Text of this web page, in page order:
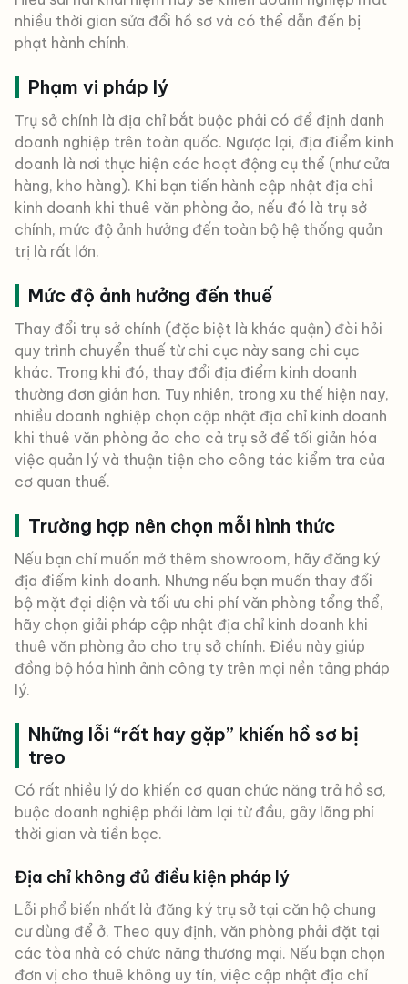
nhiều thời gian sửa đổi hồ sơ và có thể dẫn đến bị
phạt hành chính.
Phạm vi pháp lý
Trụ sở chính là địa chỉ bắt buộc phải có để định danh
doanh nghiệp trên toàn quốc. Ngược lại, địa điểm kinh
doanh là nơi thực hiện các hoạt động cụ thể (như cửa
hàng, kho hàng). Khi bạn tiến hành cập nhật địa chỉ
kinh doanh khi thuê văn phòng ảo, nếu đó là trụ sở
chính, mức độ ảnh hưởng đến toàn bộ hệ thống quản
trị là rất lớn.
Mức độ ảnh hưởng đến thuế
Thay đổi trụ sở chính (đặc biệt là khác quận) đòi hỏi
quy trình chuyển thuế từ chi cục này sang chi cục
khác. Trong khi đó, thay đổi địa điểm kinh doanh
thường đơn giản hơn. Tuy nhiên, trong xu thế hiện nay,
nhiều doanh nghiệp chọn cập nhật địa chỉ kinh doanh
khi thuê văn phòng ảo cho cả trụ sở để tối giản hóa
việc quản lý và thuận tiện cho công tác kiểm tra của
cơ quan thuế.
Trường hợp nên chọn mỗi hình thức
Nếu bạn chỉ muốn mở thêm showroom, hãy đăng ký
địa điểm kinh doanh. Nhưng nếu bạn muốn thay đổi
bộ mặt đại diện và tối ưu chi phí văn phòng tổng thể,
hãy chọn giải pháp cập nhật địa chỉ kinh doanh khi
thuê văn phòng ảo cho trụ sở chính. Điều này giúp
đồng bộ hóa hình ảnh công ty trên mọi nền tảng pháp
lý.
Những lỗi “rất hay gặp” khiến hồ sơ bị
treo
Có rất nhiều lý do khiến cơ quan chức năng trả hồ sơ,
buộc doanh nghiệp phải làm lại từ đầu, gây lãng phí
thời gian và tiền bạc.
Địa chỉ không đủ điều kiện pháp lý
Lỗi phổ biến nhất là đăng ký trụ sở tại căn hộ chung
cư dùng để ở. Theo quy định, văn phòng phải đặt tại
các tòa nhà có chức năng thương mại. Nếu bạn chọn
đơn vị cho thuê không uy tín, việc cập nhật địa chỉ